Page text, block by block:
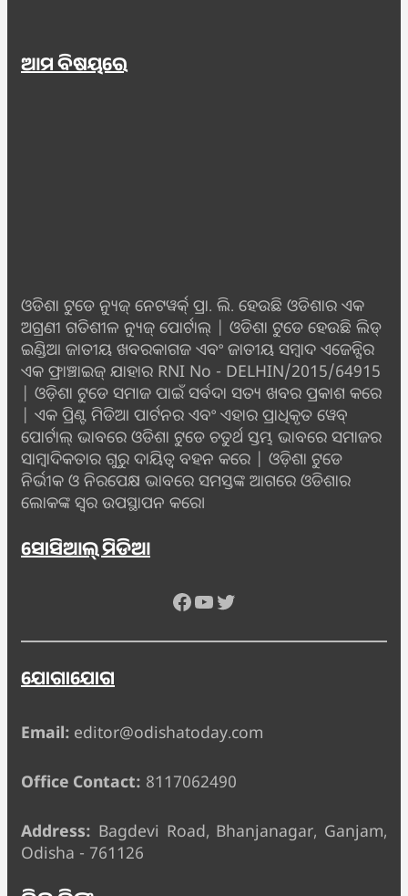
ଆମ ବିଷୟରେ
ଓଡିଶା ଟୁଡେ ନ୍ୟୁଜ୍ ନେଟୱର୍କ୍ ପ୍ରା. ଲି. ହେଉଛି ଓଡିଶାର ଏକ
ଅଗ୍ରଣୀ ଗତିଶୀଳ ନ୍ୟୁଜ୍ ପୋର୍ଟାଲ୍ | ଓଡିଶା ଟୁଡେ ହେଉଛି ଲିଡ୍
ଇଣ୍ଡିଆ ଜାତୀୟ ଖବରକାଗଜ ଏବଂ ଜାତୀୟ ସମ୍ବାଦ ଏଜେନ୍ସିର
ଏକ ଫ୍ରାଞ୍ଚାଇଜ୍ ଯାହାର RNI No - DELHIN/2015/64915
| ଓଡ଼ିଶା ଟୁଡେ ସମାଜ ପାଇଁ ସର୍ବଦା ସତ୍ୟ ଖବର ପ୍ରକାଶ କରେ
| ଏକ ପ୍ରିଣ୍ଟ ମିଡିଆ ପାର୍ଟନର ଏବଂ ଏହାର ପ୍ରାଧିକୃତ ୱେବ୍
ପୋର୍ଟାଲ୍ ଭାବରେ ଓଡିଶା ଟୁଡେ ଚତୁର୍ଥ ସ୍ତମ୍ଭ ଭାବରେ ସମାଜର
ସାମ୍ବାଦିକତାର ଗୁରୁ ଦାୟିତ୍ବ ବହନ କରେ | ଓଡ଼ିଶା ଟୁଡେ
ନିର୍ଭୀକ ଓ ନିରପେକ୍ଷ ଭାବରେ ସମସ୍ତଙ୍କ ଆଗରେ ଓଡିଶାର
ଲୋକଙ୍କ ସ୍ୱର ଉପସ୍ଥାପନ କରେ।
ସୋସିଆଲ୍ ମିଡିଆ
Facebook
YouTube
Twitter
ଯୋଗାଯୋଗ
Email: editor@odishatoday.com
Office Contact: 8117062490
Address: Bagdevi Road, Bhanjanagar, Ganjam,
Odisha - 761126